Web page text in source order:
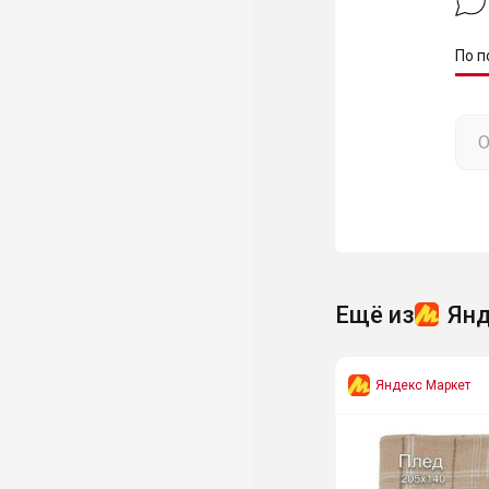
По
Ещё из
Яндекс Маркет